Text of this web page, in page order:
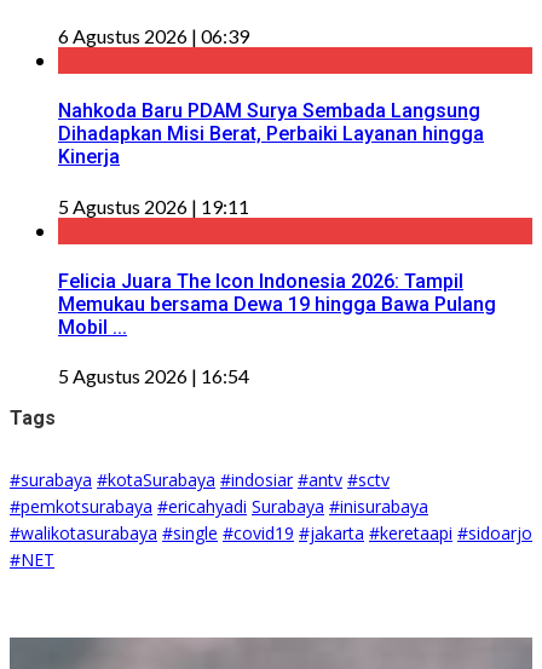
6 Agustus 2026 | 06:39
Nahkoda Baru PDAM Surya Sembada Langsung
Dihadapkan Misi Berat, Perbaiki Layanan hingga
Kinerja
5 Agustus 2026 | 19:11
Felicia Juara The Icon Indonesia 2026: Tampil
Memukau bersama Dewa 19 hingga Bawa Pulang
Mobil ...
5 Agustus 2026 | 16:54
Tags
#surabaya #kotaSurabaya #indosiar #antv #sctv
#pemkotsurabaya #ericahyadi Surabaya #inisurabaya
#walikotasurabaya #single #covid19 #jakarta #keretaapi #sidoarjo
#NET